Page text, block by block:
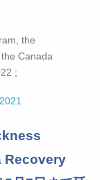
the
Canada
;
Recovery